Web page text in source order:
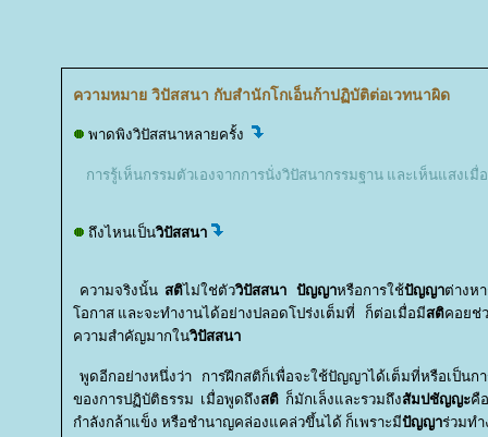
ความหมาย วิปัสสนา กับสำนักโกเอ็นก้าปฏิบัติต่อเวทนาผิด
พาดพิงวิปัสสนาหลายครั้ง
การรู้เห็นกรรมตัวเองจากการนั่งวิปัสนากรรมฐาน และเห็นแสงเมื่
ถึงไหนเป็นวิปัสสนา
ความจริงนั้น สติไม่ใช่ตัววิปัสสนา ปัญญาหรือการใช้ปัญญาต่างห
อกาส และจะทำงานได้อย่างปลอดโปร่งเต็มที่ ก็ต่อเมื่อมีสติคอยช่
ความสำคัญมากในวิปัสสนา
พูดอีกอย่างหนึ่งว่า การฝึกสติก็เพื่อจะใช้ปัญญาได้เต็มที่หรือเป็นก
ของการปฏิบัติธรรม เมื่อพูดถึงสติ ก็มักเล็งและรวมถึงสัมปชัญญะคือ
กำลังกล้าแข็ง หรือชำนาญคล่องแคล่วขึ้นได้ ก็เพราะมีปัญญาร่วมทำ